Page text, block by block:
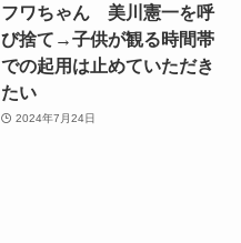
フワちゃん 美川憲一を呼
び捨て→子供が観る時間帯
での起用は止めていただき
たい
2024年7月24日